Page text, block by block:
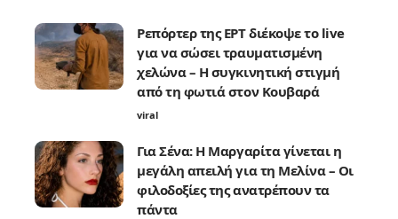
Ρεπόρτερ της ΕΡΤ διέκοψε το live
για να σώσει τραυματισμένη
χελώνα – Η συγκινητική στιγμή
από τη φωτιά στον Κουβαρά
viral
Για Σένα: Η Μαργαρίτα γίνεται η
μεγάλη απειλή για τη Μελίνα – Οι
φιλοδοξίες της ανατρέπουν τα
πάντα